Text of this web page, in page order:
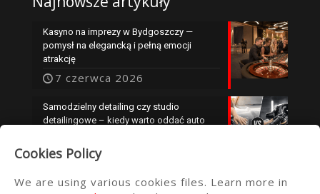
Kasyno na imprezy w Bydgoszczy —
pomysł na elegancką i pełną emocji
atrakcję
7 czerwca 2026
Samodzielny detailing czy studio
detailingowe – kiedy warto oddać auto
25 maja 2026
Cookies Policy
We are using various cookies files. Learn more in